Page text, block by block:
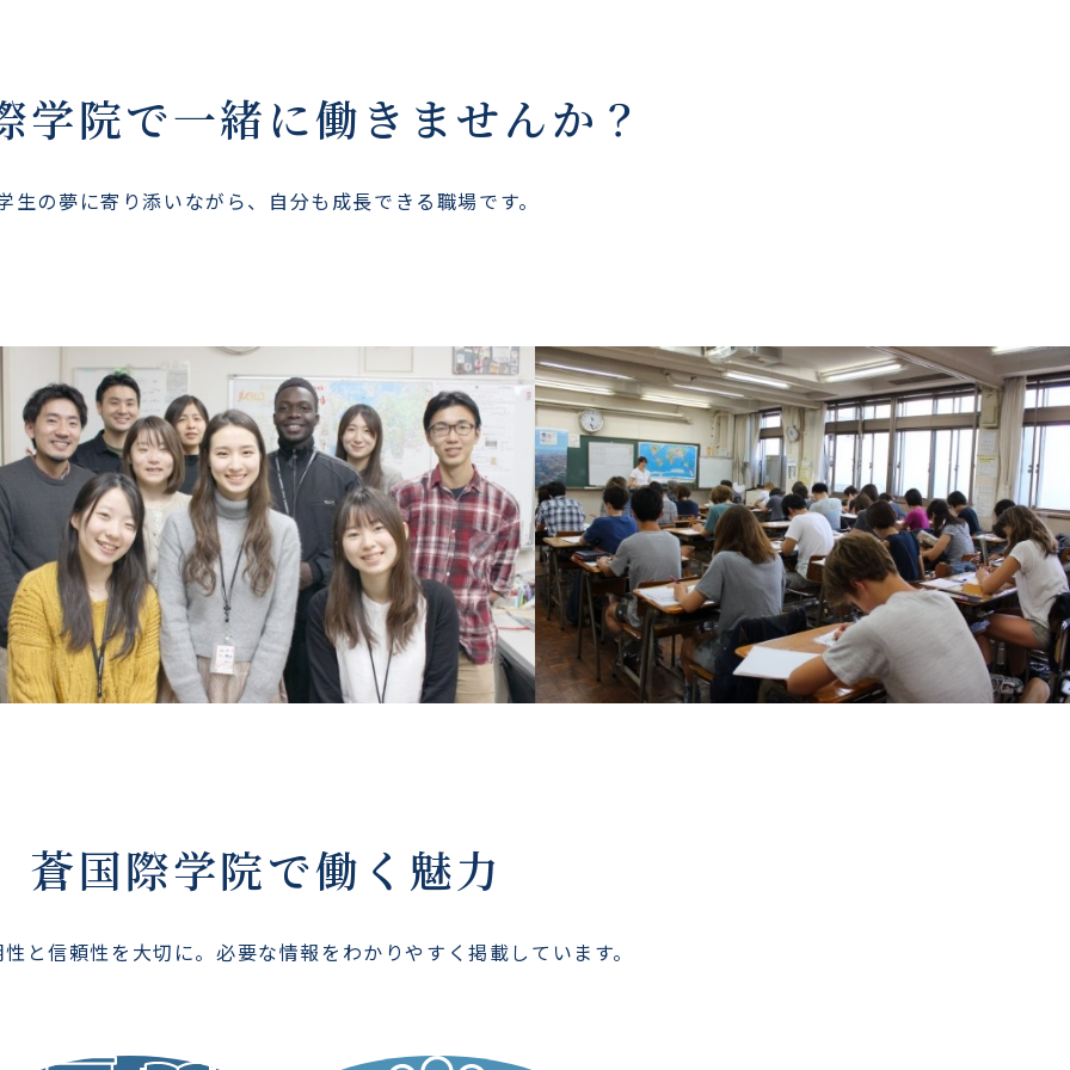
学院で一緒に働きませんか？
生の夢に寄り添いながら、自分も成長できる職場です。
蒼国際学院で働く魅力
と信頼性を大切に。必要な情報をわかりやすく掲載しています。